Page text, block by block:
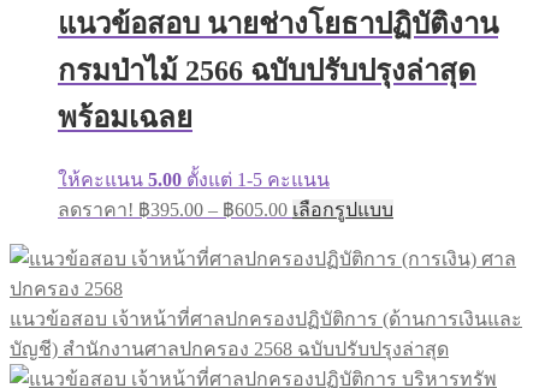
฿605.00
variants.
The
options
may
แนวข้อสอบ นายช่างโยธาปฏิบัติงาน
กรมป่าไม้ 2566 ฉบับปรับปรุงล่าสุด
พร้อมเฉลย
ให้คะแนน 5.00 ตั้งแต่ 1-5 คะแนน
ลดราคา! ฿395.00 – ฿605.00Price
range:
฿395.00
เลือกรูปแบบ
product
multiple
The
options
may
be
แนวข้อสอบ เจ้าหน้าที่ศาลปกครองปฏิบัติการ (ด้านการเงินและ
บัญชี) สำนักงานศาลปกครอง 2568 ฉบับปรับปรุงล่าสุด